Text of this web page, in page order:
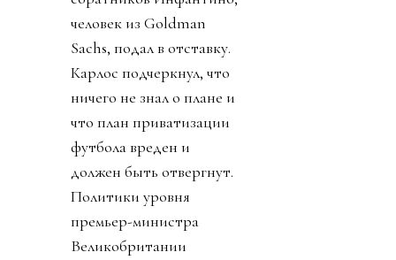
человек из Goldman
Sachs, подал в отставку.
Карлос подчеркнул, что
ничего не знал о плане и
что план приватизации
футбола вреден и
должен быть отвергнут.
Политики уровня
премьер-министра
Великобритании